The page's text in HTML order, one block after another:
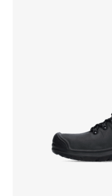
geoliede opgetrokken leer